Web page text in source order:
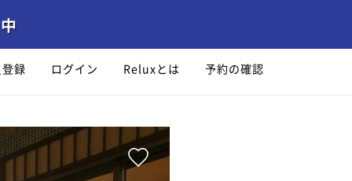
録 ログイン Reluxとは 予約の確認